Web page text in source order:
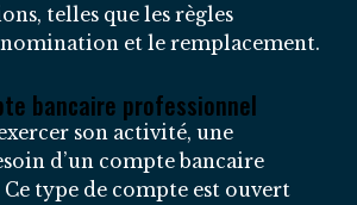
telles que les règles
et le remplacement.
bancaire professionnel
son activité, une
d’un compte bancaire
type de compte est ouvert